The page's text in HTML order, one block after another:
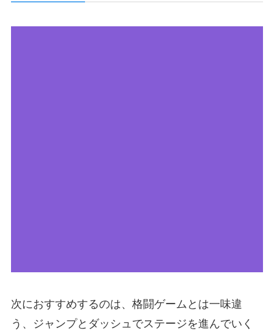
次におすすめするのは、格闘ゲームとは一味違
う、ジャンプとダッシュでステージを進んでいく